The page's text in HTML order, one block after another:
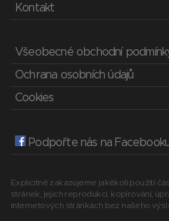
Kontakt
Všeobecné obchodní
Ochrana osobních údajů
Cookies
Podpořte nás na
Explicitně zakazujeme jakékoli použití
stránek, jejich reprodukci, kopírování,
internetových stránkách bez našeho